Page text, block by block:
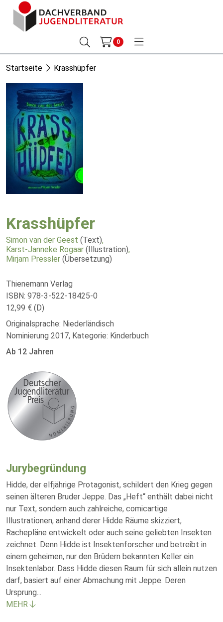
0
Startseite Krasshüpfer
Krasshüpfer
Simon van der Geest (Text),
Karst-Janneke Rogaar (Illustration),
Mirjam Pressler (Übersetzung)
Thienemann Verlag
ISBN: 978-3-522-18425-0
12,99 € (D)
Originalsprache: Niederländisch
Nominierung 2017, Kategorie: Kinderbuch
Ab 12 Jahren
Jurybegründung
Hidde, der elfjährige Protagonist, schildert den Krieg gegen
seinen älteren Bruder Jeppe. Das „Heft“ enthält dabei nicht
nur Text, sondern auch zahlreiche, comicartige
Illustrationen, anhand derer Hidde Räume skizziert,
Rachepläne entwickelt oder auch seine geliebten Insekten
zeichnet. Denn Hidde ist Insektenforscher und betreibt in
einem geheimen, nur den Brüdern bekannten Keller ein
Insektenlabor. Dass Hidde diesen Raum für sich allein nutzen
darf, basiert auf einer Abmachung mit Jeppe. Deren
Ursprung...
MEHR